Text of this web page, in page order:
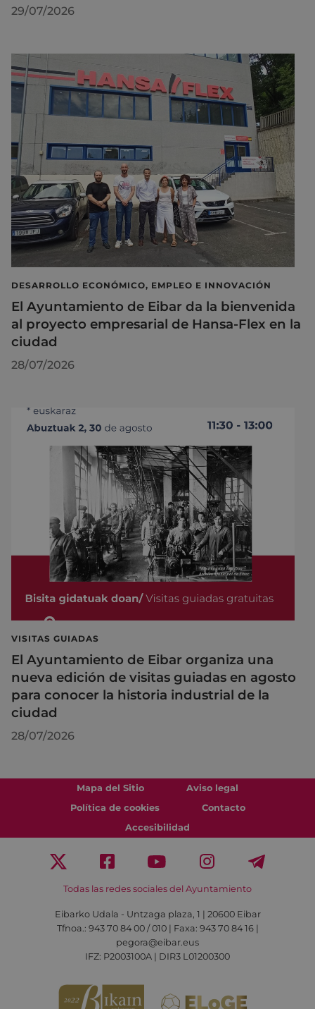
29/07/2026
DESARROLLO ECONÓMICO, EMPLEO E INNOVACIÓN
El Ayuntamiento de Eibar da la bienvenida
al proyecto empresarial de Hansa-Flex en la
ciudad
28/07/2026
VISITAS GUIADAS
El Ayuntamiento de Eibar organiza una
nueva edición de visitas guiadas en agosto
para conocer la historia industrial de la
ciudad
28/07/2026
Mapa del Sitio
Aviso legal
Política de cookies
Contacto
Accesibilidad
Todas las redes sociales del Ayuntamiento
Eibarko Udala - Untzaga plaza, 1 | 20600 Eibar
Tfnoa.: 943 70 84 00 / 010 | Faxa: 943 70 84 16 |
pegora@eibar.eus
IFZ: P2003100A | DIR3 L01200300